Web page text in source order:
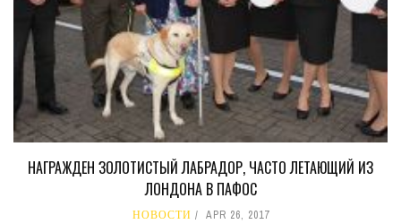
НАГРАЖДЕН ЗОЛОТИСТЫЙ ЛАБРАДОР, ЧАСТО ЛЕТАЮЩИЙ ИЗ
ЛОНДОНА В ПАФОС
НОВОСТИ APR 26, 2017